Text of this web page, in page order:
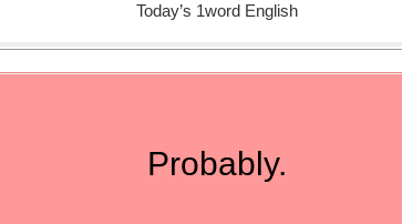
Today’s 1word English
Probably.